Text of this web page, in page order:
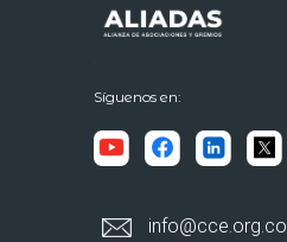
Síguenos en:
info@cce.org.co